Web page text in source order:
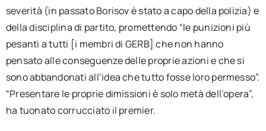
severità (in passato Borisov è stato a capo della polizia) e
della disciplina di partito, promettendo “le punizioni più
pesanti a tutti [i membri di GERB] che non hanno
pensato alle conseguenze delle proprie azioni e che si
sono abbandonati all’idea che tutto fosse loro permesso”.
“Presentare le proprie dimissioni è solo metà dell’opera”,
ha tuonato corrucciato il premier.